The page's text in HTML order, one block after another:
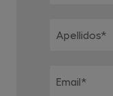
Apellidos*
Email*